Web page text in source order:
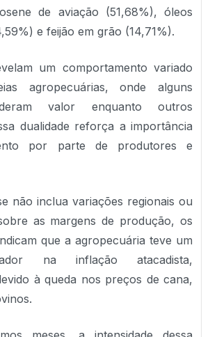
de aviação (51,68%), óleos
e feijão em grão (14,71%).
um comportamento variado
agropecuárias, onde alguns
valor enquanto outros
dualidade reforça a importância
por parte de produtores e
não inclua variações regionais ou
as margens de produção, os
que a agropecuária teve um
na inflação atacadista,
à queda nos preços de cana,